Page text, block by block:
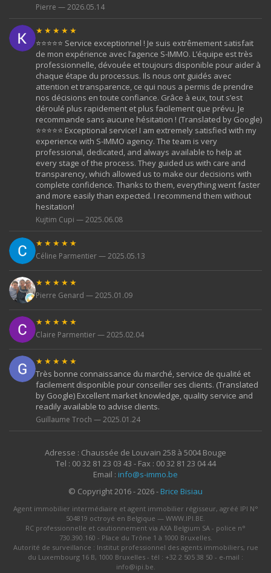
Pierre — 2026.05.14
★★★★★
⭐️⭐️⭐️⭐️⭐️ Service exceptionnel ! Je suis extrêmement satisfait
de mon expérience avec l’agence S-IMMO. L’équipe est très
professionnelle, dévouée et toujours disponible pour aider à
chaque étape du processus. Ils nous ont guidés avec
attention et transparence, ce qui nous a permis de prendre
nos décisions en toute confiance. Grâce à eux, tout s’est
déroulé plus rapidement et plus facilement que prévu. Je
recommande sans aucune hésitation ! (Translated by Google)
⭐️⭐️⭐️⭐️⭐️ Exceptional service! I am extremely satisfied with my
experience with S-IMMO agency. The team is very
professional, dedicated, and always available to help at
every stage of the process. They guided us with care and
transparency, which allowed us to make our decisions with
complete confidence. Thanks to them, everything went faster
and more easily than expected. I recommend them without
hesitation!
Kujtim Cupi — 2025.06.08
★★★★★
Céline Parmentier — 2025.05.13
★★★★★
Pierre Genard — 2025.01.09
★★★★★
Claire Parmentier — 2025.02.04
★★★★★
Très bonne connaissance du marché, service de qualité et
facilement disponible pour conseiller ses clients. (Translated
by Google) Excellent market knowledge, quality service and
readily available to advise clients.
Guillaume Troch — 2025.01.24
Adresse : Chaussée de Louvain 258 à 5004 Bouge
Tel : 00 32 81 23 03 43 - Fax : 00 32 81 23 04 44
Email : info@s-immo.be
© Copyright 2016 - 2026 - Brice Bisiau
Agent immobilier intermédiaire et agent immobilier régisseur, agréé IPI N°
504819 octroyé en Belgique — WWW.IPI.BE.
RC professionnelle et cautionnement via AXA Belgium SA - police n°
730.390.160 - Place du Trône 1 à 1000 Bruxelles.
Autorité de surveillance : Institut professionnel des agents immobiliers, rue
du Luxembourg 16 B, 1000 Bruxelles - tél : +32 2 505 38 50 - e-mail :
info@ipi.be.